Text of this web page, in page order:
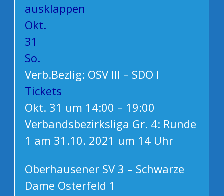
ausklappen
Okt.
31
So.
Verb.Bezlig: OSV III – SDO I
Tickets
Okt. 31 um 14:00 – 19:00
Verbandsbezirksliga Gr. 4: Runde
1 am 31.10. 2021 um 14 Uhr
Oberhausener SV 3 – Schwarze
Dame Osterfeld 1